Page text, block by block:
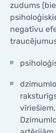
zudums
negatīvu